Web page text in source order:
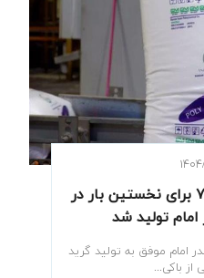
۱۶
گرید استراتژیک ۷۰۰۰F برای نخستین بار در
تولید شد
امام موفق به تولید گرید